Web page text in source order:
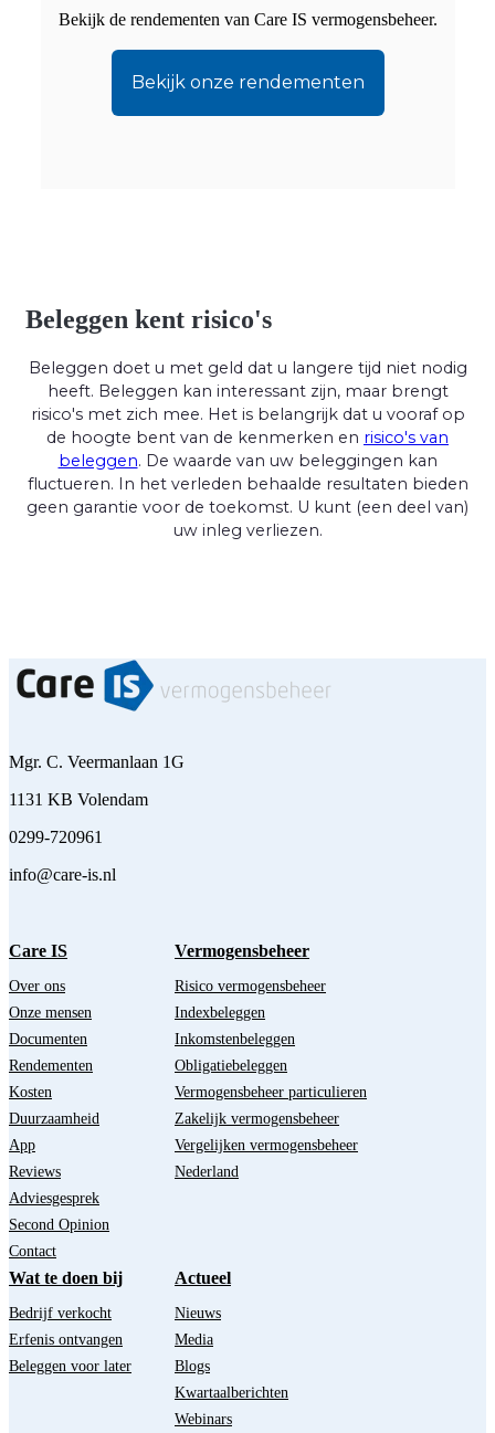
Bekijk de rendementen van Care IS vermogensbeheer.
Bekijk onze rendementen
Beleggen kent risico's
Beleggen doet u met geld dat u langere tijd niet nodig
heeft. Beleggen kan interessant zijn, maar brengt
risico's met zich mee. Het is belangrijk dat u vooraf op
de hoogte bent van de kenmerken en risico's van
beleggen. De waarde van uw beleggingen kan
fluctueren. In het verleden behaalde resultaten bieden
geen garantie voor de toekomst. U kunt (een deel van)
uw inleg verliezen.
Mgr. C. Veermanlaan 1G
1131 KB Volendam
0299-720961
info@care-is.nl
Care IS
Over ons
Onze mensen
Documenten
Rendementen
Kosten
Duurzaamheid
App
Reviews
Adviesgesprek
Second Opinion
Contact
Vermogensbeheer
Risico vermogensbeheer
Indexbeleggen
Inkomstenbeleggen
Obligatiebeleggen
Vermogensbeheer particulieren
Zakelijk vermogensbeheer
Vergelijken vermogensbeheer
Nederland
Wat te doen bij
Bedrijf verkocht
Erfenis ontvangen
Beleggen voor later
Actueel
Nieuws
Media
Blogs
Kwartaalberichten
Webinars